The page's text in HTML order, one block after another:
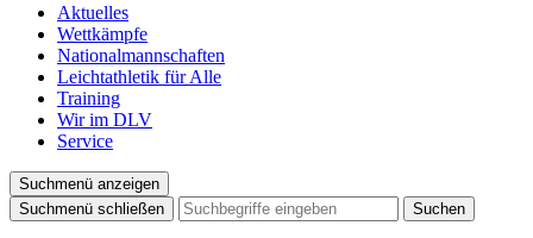
Aktuelles
Wettkämpfe
Nationalmannschaften
Leichtathletik für Alle
Training
Wir im DLV
Service
Suchmenü anzeigen
Suchmenü schließen
Suchen